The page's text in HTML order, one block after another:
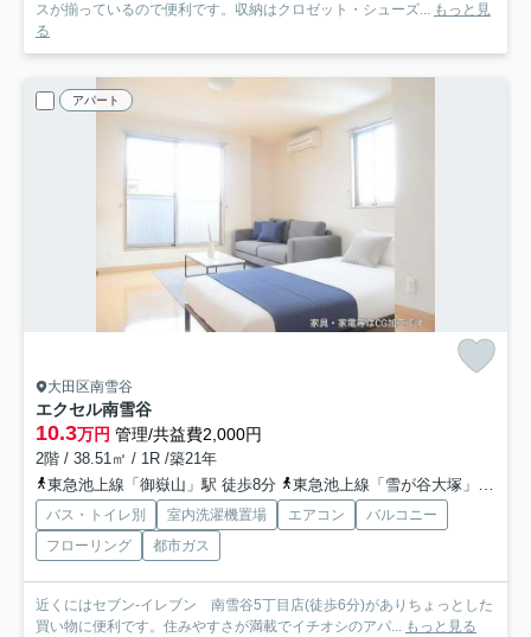
スが揃っているので便利です。収納はクロゼット・シューズ... もっと見
る
アパート
大田区南雪谷
エクセル南雪谷
10.3万円 管理/共益費2,000円
2階 / 38.51㎡ / 1R /築21年
東急池上線「御嶽山」駅 徒歩8分
東急池上線「雪が谷大塚」駅 徒歩13分
バス・トイレ別 室内洗濯機置場 エアコン
バルコニー
フローリング
都市ガス
近くにはセブン-イレブン 南雪谷5丁目店(徒歩6分)がありちょっとした
買い物に便利です。住みやすさが満載でイチオシのアパ... もっと見る